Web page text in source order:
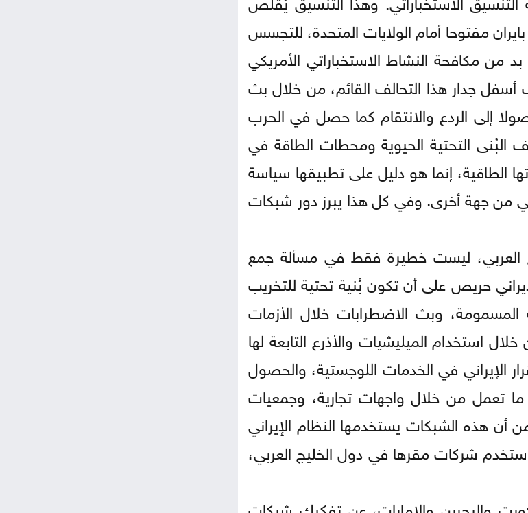
مفتوحا أمام الولايات المتحدة، للتجسس
من مكافحة النشاط الاستخباراتي الأمريكي
أسفل جدار هذا التحالف القائم، من خلال بث
إلى الردع والانتقام كما حصل في الحرب
البُنى التحتية الحيوية ومحطات الطاقة في
الطاقية، إنما هو دليل على تطبيقها سياسة
من جهة أخرى. وفي كل هذا يبرز دور شبكات
العربي، ليست خطيرة فقط في مسألة جمع
حريص على أن تكون بُنية تحتية للتخريب
المسمومة، وبث الاضطرابات خلال الأزمات
استخدام الميليشيات والأذرع التابعة لها
الإيراني في الخدمات اللوجستية، والحصول
ما تعمل من خلال واجهات تجارية، وجمعيات
هذه الشبكات يستخدمها النظام الإيراني
شركات مقرها في دول الخليج العربي،
والبحرين والإمارات، عن تفكيك شبكات